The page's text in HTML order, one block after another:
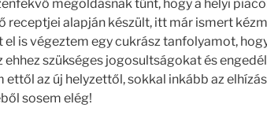
megoldásnak tűnt, hogy a helyi
receptjei alapján készült, itt már ismert
el is végeztem egy cukrász tanfolyamot,
ehhez szükséges jogosultságokat és
ettől az új helyzettől, sokkal inkább az
sosem elég!